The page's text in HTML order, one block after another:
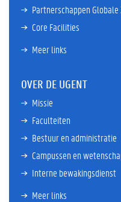
Partnerschappen Globale
Core Facilities
Meer links
OVER DE UGENT
Missie
Faculteiten
Bestuur en administratie
Campussen en
Interne bewakingsdienst
Meer links